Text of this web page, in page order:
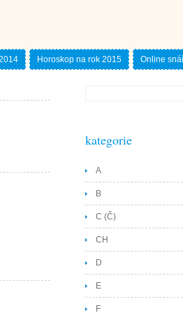
Horoskop na rok 2015 Online
kategorie
A
B
C (Č)
CH
D
E
F